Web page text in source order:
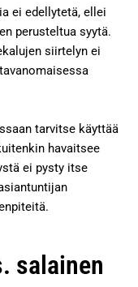
ei edellytetä, ellei
perusteltua syytä.
siirtelyn ei
tarvitse käyttää
havaitsee
ei pysty itse
salainen